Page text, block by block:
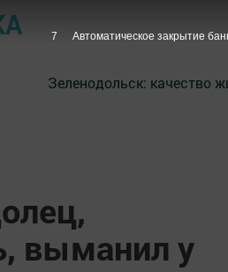
⁠Зеленодольск: качество
выманил у
6 Автоматическое закрытие